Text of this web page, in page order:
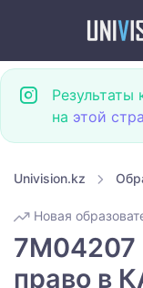
Результаты
на этой
Univision.kz
Новая
7M04207
право в